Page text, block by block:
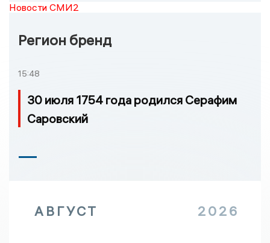
Новости СМИ2
Регион бренд
15:48
30 июля 1754 года родился Серафим
Саровский
АВГУСТ 2026